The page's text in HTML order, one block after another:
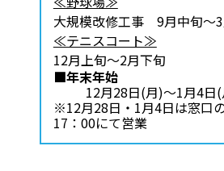
大規模改修工事 9月中旬～
≪テニスコート≫
12月上旬～2月下旬
■年末年始
12月28日(月)～1月4日(
※12月28日・1月4日は窓口
17：00にて営業